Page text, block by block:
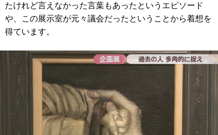
たけれど言えなかった言葉もあったというエピソード
や、この展示室が元々議会だったということから着想を
得ています。